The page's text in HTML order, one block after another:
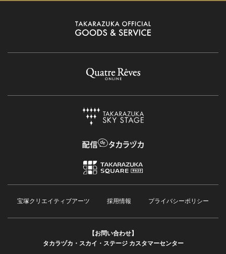
宝塚クリエイティブアーツ 採用情報 プライバシーポリシー
【お問い合わせ】
タカラヅカ・スカイ・ステージ カスタマーセンター